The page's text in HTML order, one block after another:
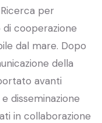
per
cooperazione
dal mare. Dopo
della
avanti
disseminazione
in collaborazione